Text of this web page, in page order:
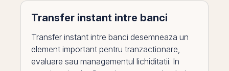
Transfer instant intre banci
Transfer instant intre banci desemneaza un
element important pentru tranzactionare,
evaluare sau managementul lichiditatii. In